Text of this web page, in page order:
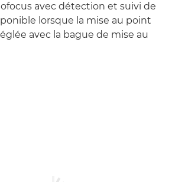
avec détection et suivi de
lorsque la mise au point
avec la bague de mise au